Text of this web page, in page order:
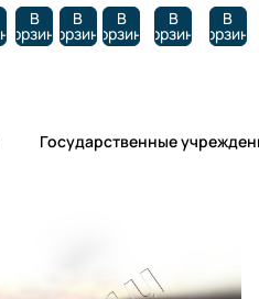
В
корзину
В
корзину
В
корзину
В
корзину
В
корзину
Государственные